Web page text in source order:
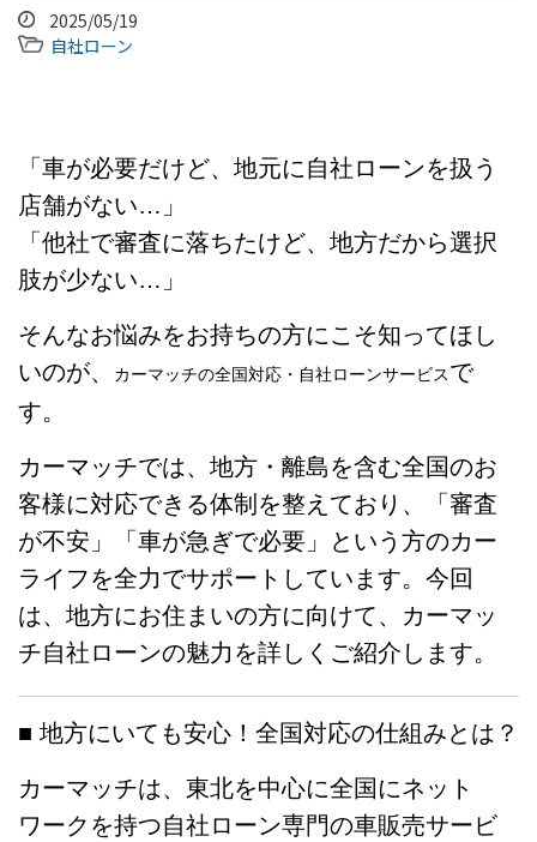
2025/05/19
自社ローン
「車が必要だけど、地元に自社ローンを扱う
店舗がない…」
「他社で審査に落ちたけど、地方だから選択
肢が少ない…」
そんなお悩みをお持ちの方にこそ知ってほし
いのが、
カーマッチの全国対応・自社ローンサービスで
す。
カーマッチでは、地方・離島を含む全国のお
客様に対応できる体制を整えており、「審査
が不安」「車が急ぎで必要」という方のカー
ライフを全力でサポートしています。今回
は、地方にお住まいの方に向けて、カーマッ
チ自社ローンの魅力を詳しくご紹介します。
■ 地方にいても安心！全国対応の仕組みとは？
カーマッチは、東北を中心に全国にネット
ワークを持つ自社ローン専門の車販売サービ